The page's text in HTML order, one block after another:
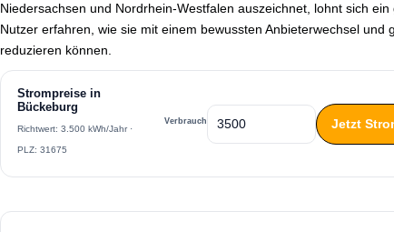
Niedersachsen und Nordrhein-Westfalen auszeichnet, lohnt sich
Nutzer erfahren, wie sie mit einem bewussten Anbieterwechsel und
reduzieren können.
Strompreise in
Bückeburg
Richtwert: 3.500 kWh/Jahr ·
PLZ: 31675
Verbrauch Jetzt